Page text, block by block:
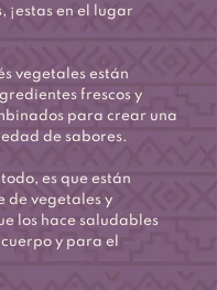
¡estas en el lugar
vegetales están
frescos y
para crear una
de sabores.
es que están
de vegetales y
los hace saludables
y para el